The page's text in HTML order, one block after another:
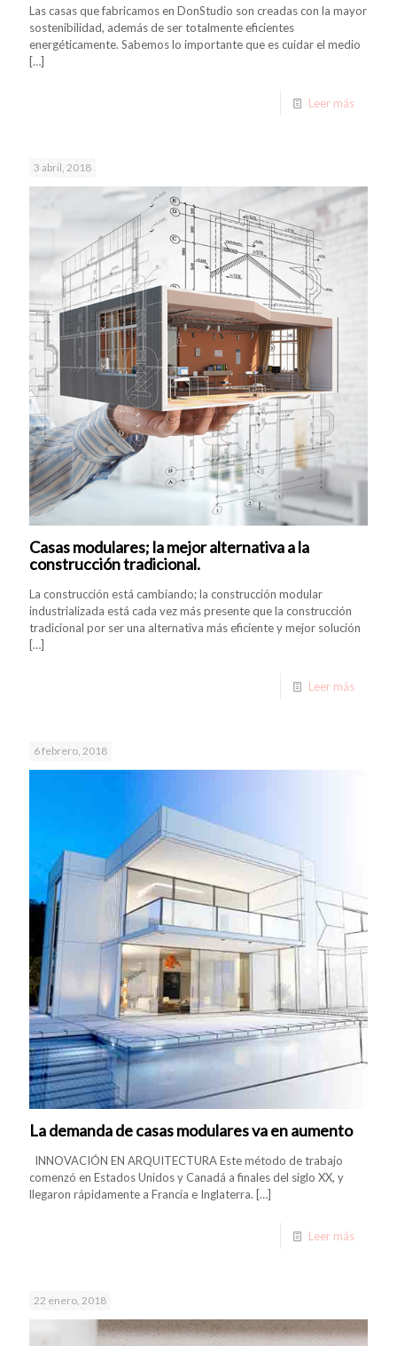
Las casas que fabricamos en DonStudio son creadas con la mayor
sostenibilidad, además de ser totalmente eficientes
energéticamente. Sabemos lo importante que es cuidar el medio
[…]
Leer más
3 abril, 2018
Casas modulares; la mejor alternativa a la
construcción tradicional.
La construcción está cambiando; la construcción modular
industrializada está cada vez más presente que la construcción
tradicional por ser una alternativa más eficiente y mejor solución
[…]
Leer más
6 febrero, 2018
La demanda de casas modulares va en aumento
INNOVACIÓN EN ARQUITECTURA Este método de trabajo
comenzó en Estados Unidos y Canadá a finales del siglo XX, y
llegaron rápidamente a Francia e Inglaterra. […]
Leer más
22 enero, 2018